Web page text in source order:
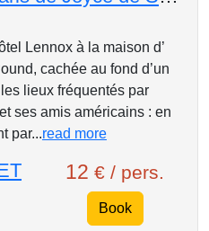
Lennox à la maison d’
cachée au fond d’un
lieux fréquentés par
ses amis américains : en
par...read more
12 € / pers.
Book